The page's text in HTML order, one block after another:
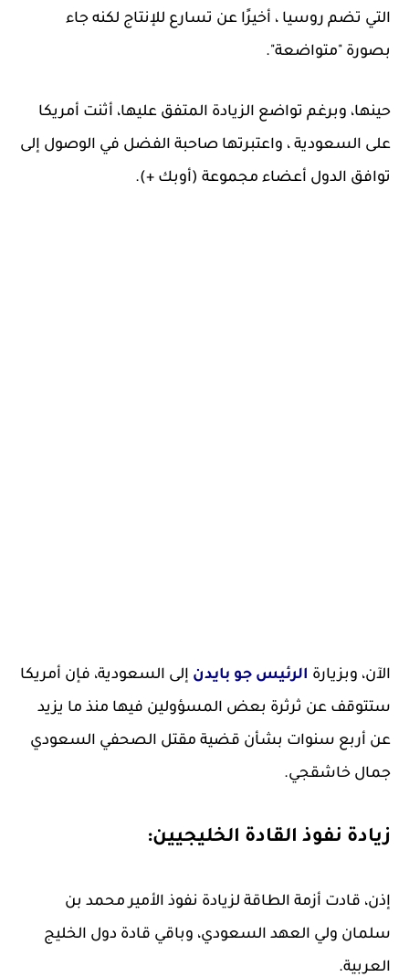
التي تضم روسيا ، أخيرًا عن تسارع للإنتاج لكنه جاء
بصورة "متواضعة".
حينها، وبرغم تواضع الزيادة المتفق عليها، أثنت أمريكا
على السعودية ، واعتبرتها صاحبة الفضل في الوصول إلى
توافق الدول أعضاء مجموعة (أوبك +).
الآن، وبزيارة الرئيس جو بايدن إلى السعودية، فإن أمريكا
ستتوقف عن ثرثرة بعض المسؤولين فيها منذ ما يزيد
عن أربع سنوات بشأن قضية مقتل الصحفي السعودي
جمال خاشقجي.
زيادة نفوذ القادة الخليجيين:
إذن، قادت أزمة الطاقة لزيادة نفوذ الأمير محمد بن
سلمان ولي العهد السعودي، وباقي قادة دول الخليج
العربية.